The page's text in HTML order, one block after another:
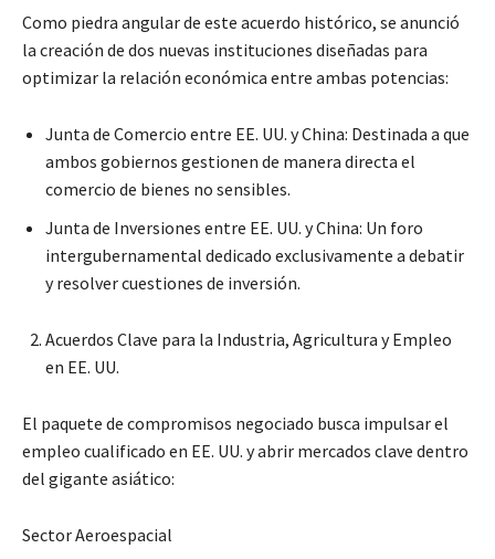
Como piedra angular de este acuerdo histórico, se anunció
la creación de dos nuevas instituciones diseñadas para
optimizar la relación económica entre ambas potencias:
Junta de Comercio entre EE. UU. y China: Destinada a que
ambos gobiernos gestionen de manera directa el
comercio de bienes no sensibles.
Junta de Inversiones entre EE. UU. y China: Un foro
intergubernamental dedicado exclusivamente a debatir
y resolver cuestiones de inversión.
Acuerdos Clave para la Industria, Agricultura y Empleo
en EE. UU.
El paquete de compromisos negociado busca impulsar el
empleo cualificado en EE. UU. y abrir mercados clave dentro
del gigante asiático:
Sector Aeroespacial